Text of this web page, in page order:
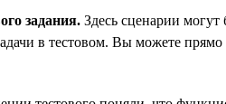
задания. Здесь сценарии
в тестовом. Вы можете